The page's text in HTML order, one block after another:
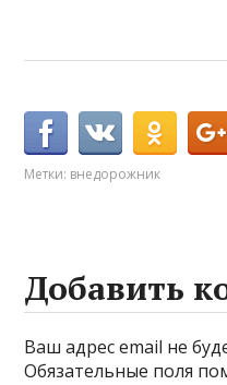
Метки: внедорожник
Добавить
Ваш адрес email не
Обязательные поля